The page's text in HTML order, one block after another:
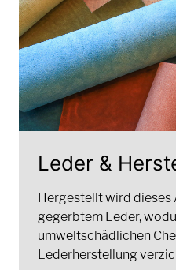
Leder &
Hergestellt wird dieses
gegerbtem Leder,
umweltschädlichen
Lederherstellung